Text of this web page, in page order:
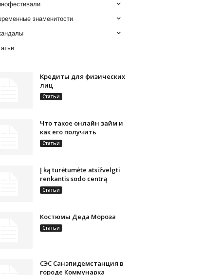
знаменитости
Кредиты для физических
лиц
Статьи
Что такое онлайн займ и
как его получить
Статьи
Į ką turėtumėte atsižvelgti
renkantis sodo centrą
Статьи
Костюмы Деда Мороза
Статьи
СЭС Санэпидемстанция в
городе Коммунарка